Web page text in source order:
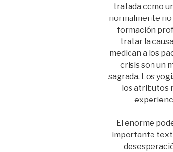
tratada como
normalmente no
formación
tratar la
medican a los
crisis son un
sagrada. Los
los atributos
El enorme
importante